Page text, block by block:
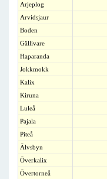
Arjeplog
Arvidsjaur
Boden
Gällivare
Haparanda
Jokkmokk
Kalix
Kiruna
Luleå
Pajala
Piteå
Älvsbyn
Överkalix
Övertorneå